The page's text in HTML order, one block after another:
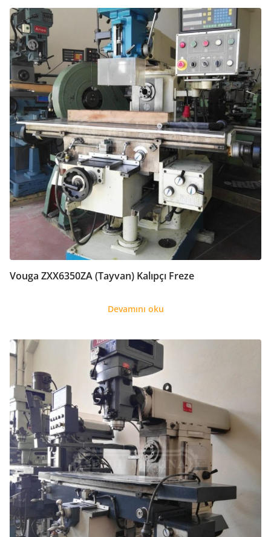
Vouga ZXX6350ZA (Tayvan) Kalıpçı Freze
Devamını oku